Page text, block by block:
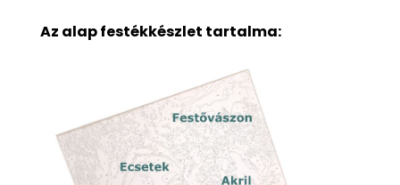
Az alap festékkészlet tartalma: